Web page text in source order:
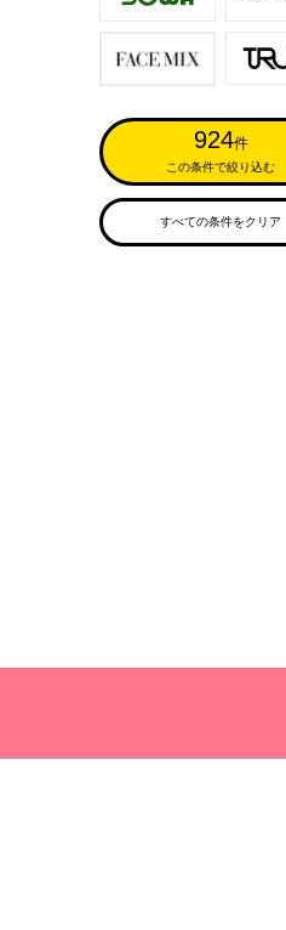
924件
この条件で絞り込む
すべての条件をクリア